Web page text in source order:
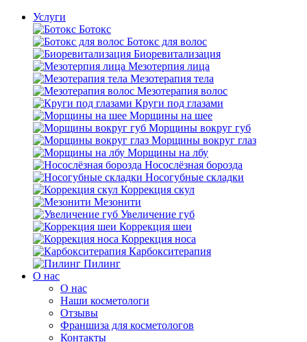
Услуги
Ботокс
Ботокс для волос
Биоревитализация
Мезотерпия лица
Мезотерапия тела
Мезотерапия волос
Круги под глазами
Морщины на шее
Морщины вокруг губ
Морщины вокруг глаз
Морщины на лбу
Носослёзная борозда
Носогубные складки
Коррекция скул
Мезонити
Увеличение губ
Коррекция шеи
Коррекция носа
Карбокситерапия
Пилинг
O нас
O нас
Наши косметологи
Отзывы
Франшиза для косметологов
Контакты